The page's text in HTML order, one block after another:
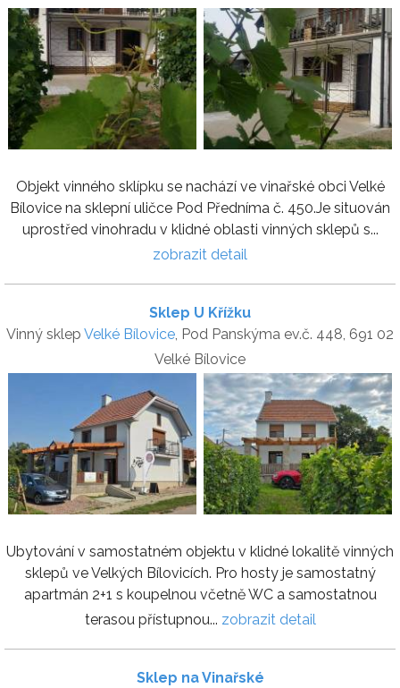
Objekt vinného sklípku se nachází ve vinařské obci Velké
Bílovice na sklepní uličce Pod Předníma č. 450.Je situován
uprostřed vinohradu v klidné oblasti vinných sklepů s...
zobrazit detail
Sklep U Křížku
Vinný sklep Velké Bílovice, Pod Panskýma ev.č. 448, 691 02
Velké Bílovice
Ubytování v samostatném objektu v klidné lokalitě vinných
sklepů ve Velkých Bílovicích. Pro hosty je samostatný
apartmán 2+1 s koupelnou včetně WC a samostatnou
terasou přístupnou... zobrazit detail
Sklep na Vinařské